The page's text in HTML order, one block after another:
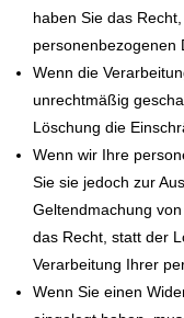
haben Sie das
personenbezogenen
Wenn die
unrechtmäßig
Löschung die
Wenn wir Ihre
Sie sie jedoch zur
Geltendmachung
das Recht, statt der
Verarbeitung Ihrer
Wenn Sie einen